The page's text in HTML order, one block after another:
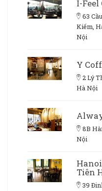
I-Feel
63
Kiếm,
Nội
Y
2 Lý
Hà Nội
8B
Nội
Tiên
39